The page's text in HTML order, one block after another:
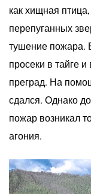
как хищная
перепуганных
тушение пожара.
просеки в тайге
преград. На
сдался. Однако
пожар возникал
агония.